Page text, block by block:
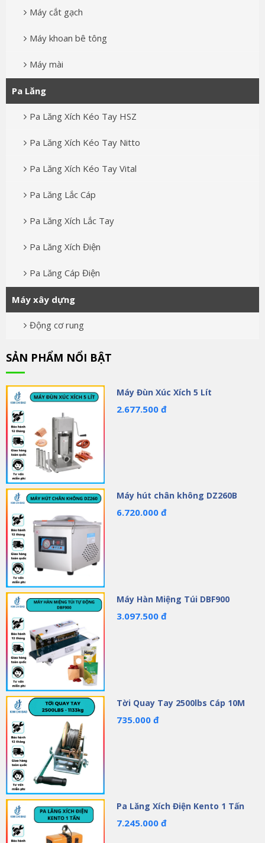
Máy cắt gạch
Máy khoan bê tông
Máy mài
Pa Lăng
Pa Lăng Xích Kéo Tay HSZ
Pa Lăng Xích Kéo Tay Nitto
Pa Lăng Xích Kéo Tay Vital
Pa Lăng Lắc Cáp
Pa Lăng Xích Lắc Tay
Pa Lăng Xích Điện
Pa Lăng Cáp Điện
Máy xây dựng
Động cơ rung
SẢN PHẨM NỔI BẬT
Máy Đùn Xúc Xích 5 Lít
2.677.500 đ
Máy hút chân không DZ260B
6.720.000 đ
Máy Hàn Miệng Túi DBF900
3.097.500 đ
Tời Quay Tay 2500lbs Cáp 10M
735.000 đ
Pa Lăng Xích Điện Kento 1 Tấn
7.245.000 đ